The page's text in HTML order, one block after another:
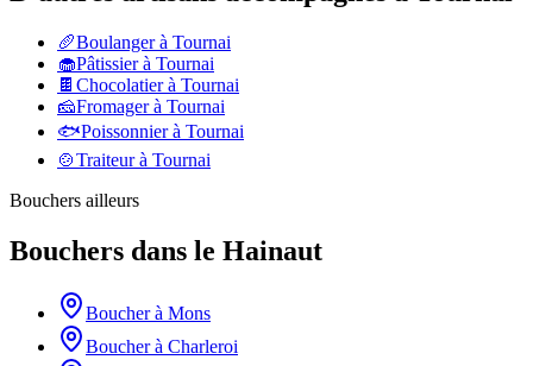
🥖Boulangerà Tournai
🧁Pâtissierà Tournai
🍫 Chocolatierà Tournai
🧀Fromagerà Tournai
🐟Poissonnierà Tournai
🍲Traiteurà Tournai
Bouchers ailleurs
Bouchers dans le Hainaut
Boucherà Mons
Boucherà Charleroi